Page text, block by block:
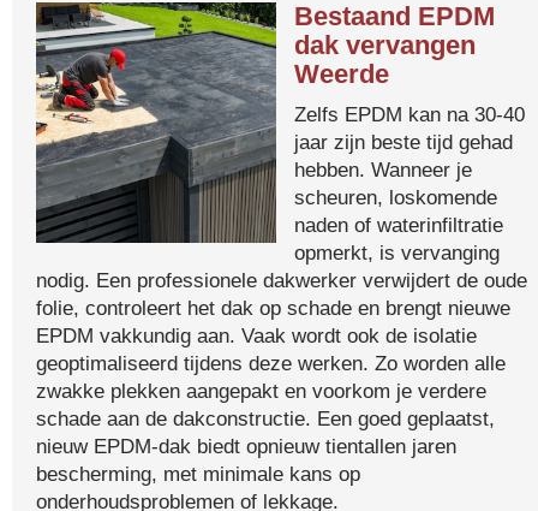
Bestaand EPDM
dak vervangen
Weerde
Zelfs EPDM kan na 30-40
jaar zijn beste tijd gehad
hebben. Wanneer je
scheuren, loskomende
naden of waterinfiltratie
opmerkt, is vervanging
nodig. Een professionele dakwerker verwijdert de oude
folie, controleert het dak op schade en brengt nieuwe
EPDM vakkundig aan. Vaak wordt ook de isolatie
geoptimaliseerd tijdens deze werken. Zo worden alle
zwakke plekken aangepakt en voorkom je verdere
schade aan de dakconstructie. Een goed geplaatst,
nieuw EPDM-dak biedt opnieuw tientallen jaren
bescherming, met minimale kans op
onderhoudsproblemen of lekkage.